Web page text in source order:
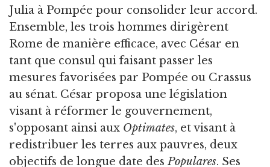
Julia à Pompée pour consolider leur accord.
Ensemble, les trois hommes dirigèrent
Rome de manière efficace, avec César en
tant que consul qui faisant passer les
mesures favorisées par Pompée ou Crassus
au sénat. César proposa une législation
visant à réformer le gouvernement,
s'opposant ainsi aux Optimates, et visant à
redistribuer les terres aux pauvres, deux
objectifs de longue date desPopulares. Ses